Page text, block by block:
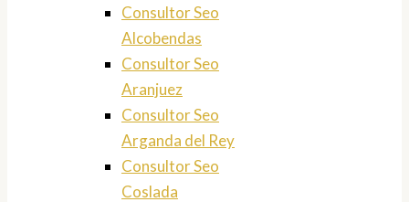
Consultor Seo
Alcobendas
Consultor Seo
Aranjuez
Consultor Seo
Arganda del Rey
Consultor Seo
Coslada